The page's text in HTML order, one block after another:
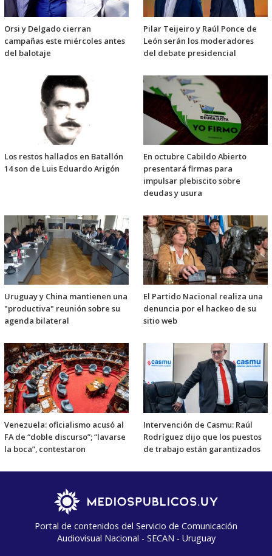
Orsi y Delgado cierran
campañas este miércoles antes
del balotaje
Pilar Teijeiro y Raúl Ponce de
León serán los moderadores
del debate presidencial
Los restos hallados en Batallón
14 son de Luis Eduardo Arigón
En octubre Cabildo Abierto
presentará firmas para
impulsar plebiscito sobre
deudas y usura
Uruguay y China mantienen una
"productiva" reunión sobre su
agenda bilateral
El Partido Nacional realiza una
denuncia por el hackeo de su
sitio web
Venezuela: oficialismo acusó al
FA de “doble discurso”; “lavarse
la boca”, contestaron
Intervención de Casmu: Raúl
Rodríguez dijo que los puestos
de trabajo están garantizados
Portal de contenidos del Servicio de Comunicación
Audiovisual Nacional - SECAN - Uruguay